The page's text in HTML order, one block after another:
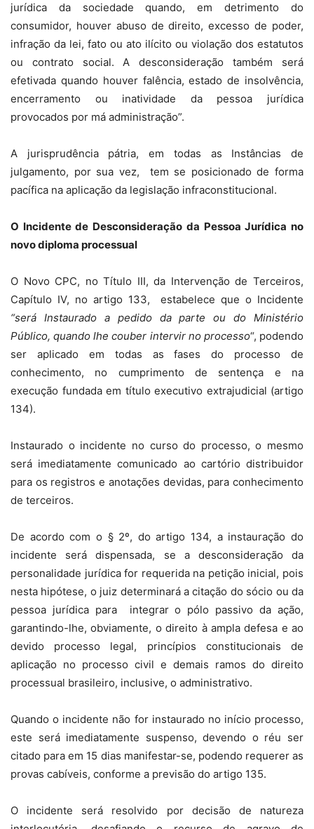
jurídica da sociedade quando, em detrimento do
consumidor, houver abuso de direito, excesso de poder,
infração da lei, fato ou ato ilícito ou violação dos estatutos
ou contrato social. A desconsideração também será
efetivada quando houver falência, estado de insolvência,
encerramento ou inatividade da pessoa jurídica
provocados por má administração”.
A jurisprudência pátria, em todas as Instâncias de
julgamento, por sua vez, tem se posicionado de forma
pacífica na aplicação da legislação infraconstitucional.
O Incidente de Desconsideração da Pessoa Jurídica no
novo diploma processual
O Novo CPC, no Título III, da Intervenção de Terceiros,
Capítulo IV, no artigo 133, estabelece que o Incidente
“será Instaurado a pedido da parte ou do Ministério
Público, quando lhe couber intervir no processo“, podendo
ser aplicado em todas as fases do processo de
conhecimento, no cumprimento de sentença e na
execução fundada em título executivo extrajudicial (artigo
134).
Instaurado o incidente no curso do processo, o mesmo
será imediatamente comunicado ao cartório distribuidor
para os registros e anotações devidas, para conhecimento
de terceiros.
De acordo com o § 2º, do artigo 134, a instauração do
incidente será dispensada, se a desconsideração da
personalidade jurídica for requerida na petição inicial, pois
nesta hipótese, o juiz determinará a citação do sócio ou da
pessoa jurídica para integrar o pólo passivo da ação,
garantindo-lhe, obviamente, o direito à ampla defesa e ao
devido processo legal, princípios constitucionais de
aplicação no processo civil e demais ramos do direito
processual brasileiro, inclusive, o administrativo.
Quando o incidente não for instaurado no início processo,
este será imediatamente suspenso, devendo o réu ser
citado para em 15 dias manifestar-se, podendo requerer as
provas cabíveis, conforme a previsão do artigo 135.
O incidente será resolvido por decisão de natureza